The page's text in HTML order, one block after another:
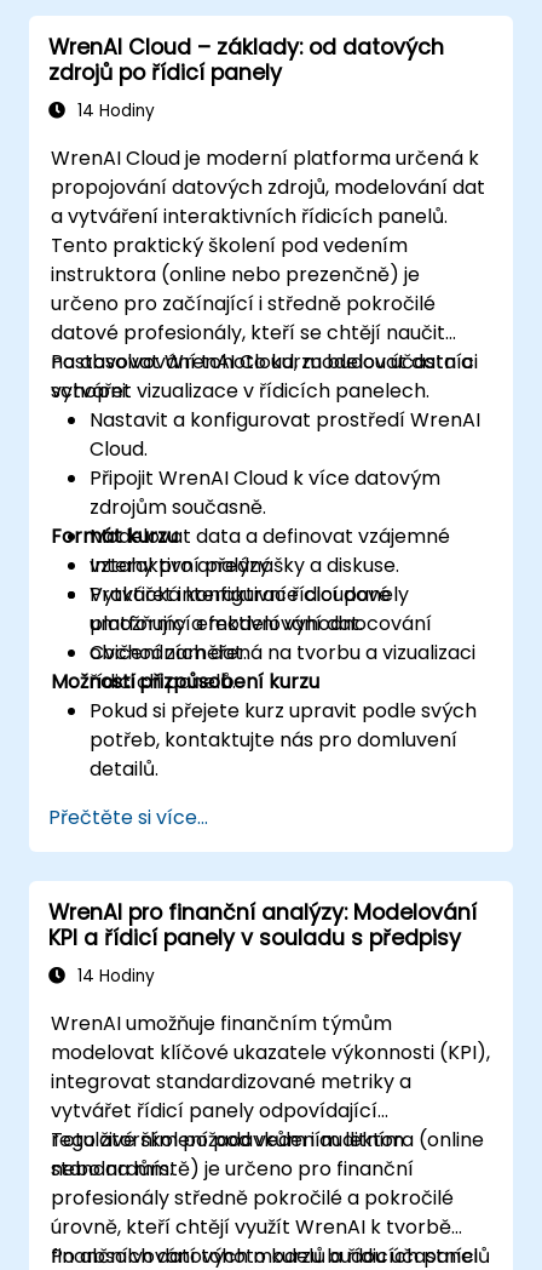
WrenAI Cloud – základy: od datových
zdrojů po řídicí panely
14 Hodiny
WrenAI Cloud je moderní platforma určená k
propojování datových zdrojů, modelování dat
a vytváření interaktivních řídicích panelů.
Tento praktický školení pod vedením
instruktora (online nebo prezenčně) je
určeno pro začínající i středně pokročilé
datové profesionály, kteří se chtějí naučit
nastavovat WrenAI Cloud, modelovat data a
vytvářet vizualizace v řídicích panelech.
Po absolvování tohoto kurzu budou účastníci
schopni:
Nastavit a konfigurovat prostředí WrenAI
Cloud.
Připojit WrenAI Cloud k více datovým
zdrojům současně.
Modelovat data a definovat vzájemné
vztahy pro analýzy.
Vytvářet interaktivní řídicí panely
umožňující efektivní vyhodnocování
obchodních dat.
Formát kurzu
Interaktivní přednášky a diskuse.
Praktická konfigurace cloudové
platformy a modelování dat.
Cvičení zaměřená na tvorbu a vizualizaci
řídicích panelů.
Možnosti přizpůsobení kurzu
Pokud si přejete kurz upravit podle svých
potřeb, kontaktujte nás pro domluvení
detailů.
Přečtěte si více...
WrenAI pro finanční analýzy: Modelování
KPI a řídicí panely v souladu s předpisy
14 Hodiny
WrenAI umožňuje finančním týmům
modelovat klíčové ukazatele výkonnosti (KPI),
integrovat standardizované metriky a
vytvářet řídicí panely odpovídající
regulatorním požadavkům i auditním
standardům.
Toto živé školení pod vedením lektora (online
nebo na místě) je určeno pro finanční
profesionály středně pokročilé a pokročilé
úrovně, kteří chtějí využít WrenAI k tvorbě
finančních datových modelů a řídicích panelů
Po absolvování tohoto kurzu budou účastníci